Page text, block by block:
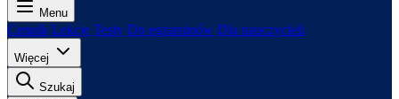
Menu
Cennik Lekcje Testy Do egzaminów Dla nauczycieli
Więcej
Szukaj